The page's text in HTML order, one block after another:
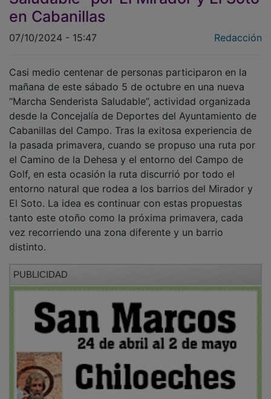
en Cabanillas
mañana de este sábado 5 de octubre en una nueva
“Marcha Senderista Saludable”, actividad organizada
desde la Concejalía de Deportes del Ayuntamiento de
Cabanillas del Campo. Tras la exitosa experiencia de
la pasada primavera, cuando se propuso una ruta por
el Camino de la Dehesa y el entorno del Campo de
Golf, en esta ocasión la ruta discurrió por todo el
entorno natural que rodea a los barrios del Mirador y
El Soto. La idea es continuar con estas propuestas
tanto este otoño como la próxima primavera, cada
vez recorriendo una zona diferente y un barrio
distinto.